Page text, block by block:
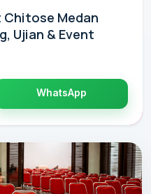
Chitose Medan
Ujian & Event
WhatsApp